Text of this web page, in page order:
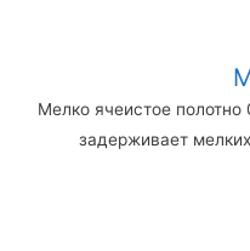
Мелко ячеистое
задерживает